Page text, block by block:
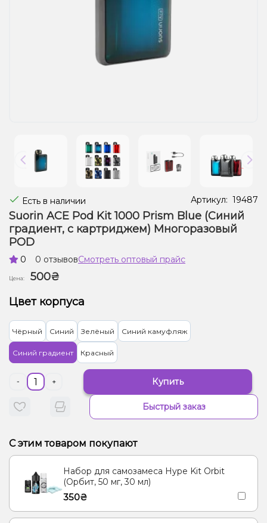
Жидкости для электронных сигарет
Есть в наличии Артикул: 19487
Suorin ACE Pod Kit 1000 Prism Blue (Синий
градиент, с картриджем) Многоразовый
POD
0 0 отзывовСмотреть оптовый прайс
Цена:
500₴
Цвет корпуса
Чёрный Синий Зелёный Синий камуфляж
Синий градиент Красный
- + Купить
Быстрый заказ
С этим товаром покупают
Набор для самозамеса Hype Kit Orbit
(Орбит, 50 мг, 30 мл)
350₴